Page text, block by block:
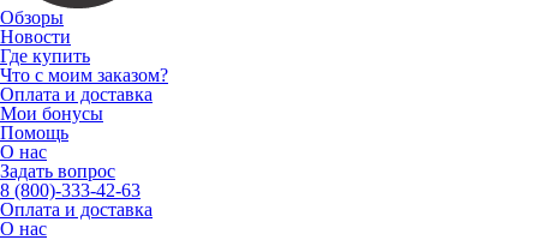
Обзоры
Новости
Где купить
Что с моим заказом?
Оплата и доставка
Мои бонусы
Помощь
О нас
Задать вопрос
8 (800)-333-42-63
Оплата и доставка
О нас